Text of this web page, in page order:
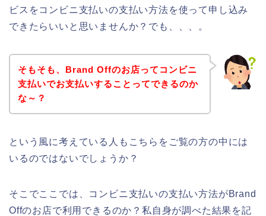
ビスをコンビニ支払いの支払い方法を使って申し込み
できたらいいと思いませんか？でも、、、。
そもそも、Brand Offのお店ってコンビニ
支払いでお支払いすることってできるのか
な～？
という風に考えている人もこちらをご覧の方の中には
いるのではないでしょうか？
そこでここでは、コンビニ支払いの支払い方法がBrand
Offのお店で利用できるのか？私自身が調べた結果を記